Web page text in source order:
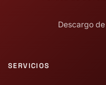
Descargo
SERVICIOS